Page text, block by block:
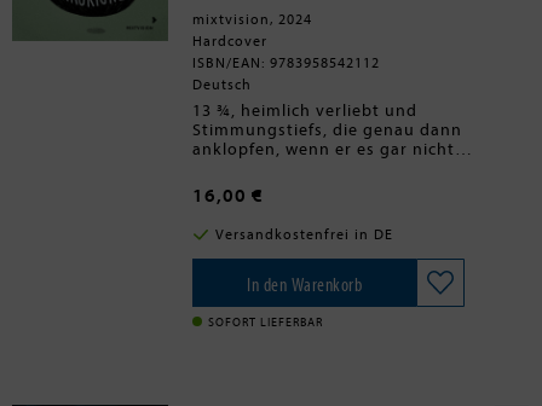
mixtvision, 2024
Hardcover
ISBN/EAN: 9783958542112
Deutsch
13 ¾, heimlich verliebt und
Stimmungstiefs, die genau dann
anklopfen, wenn er es gar nicht
das Leben nicht einfach. Immerhin
bekommt er bei seinem Referat zum
Thema Tod und Trauer Unterstützung:
Der stille Rouven hilft ihm bei seinen
Recherchen über ein rätselhaftes
Holzkreuz an der Ampel.
Leon merkt bald, dass auch Rouven
Traurigkeit kennt und sie einiges
dieses
erzählt einfühlsam und
außergewöhnlich von einem
"gewöhnlichen" Teenager auf der
Suche nach der eigenen Identität
Plädoyer für das Hinsehen und
gegen das Wegschauen- Dieses
Buch fürFreundschaft
16,00 €
Versandkostenfrei in DE
In den Warenkorb
SOFORT LIEFERBAR